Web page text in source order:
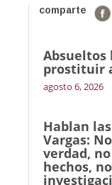
comparte
Absueltos
prostituir
agosto 6, 2026
Hablan
Vargas:
verdad,
hechos,